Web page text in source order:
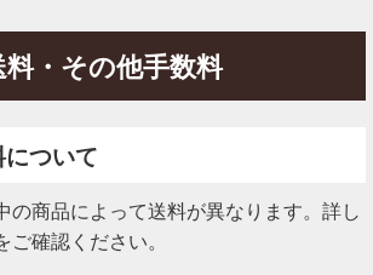
料・その他手数料
について
の商品によって送料が異なります。詳し
確認ください。